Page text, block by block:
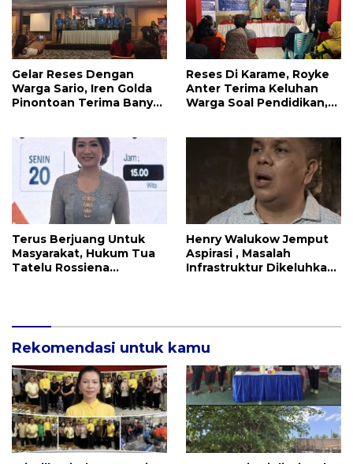
Gelar Reses Dengan
Warga Sario, Iren Golda
Pinontoan Terima Banyak
Reses Di Karame, Royke
Anter Terima Keluhan
Warga Soal Pendidikan,
Terus Berjuang Untuk
Masyarakat, Hukum Tua
Tatelu Rossiena
Walukow
Henry Walukow Jemput
Aspirasi , Masalah
Infrastruktur Dikeluhkan
Rekomendasi untuk kamu